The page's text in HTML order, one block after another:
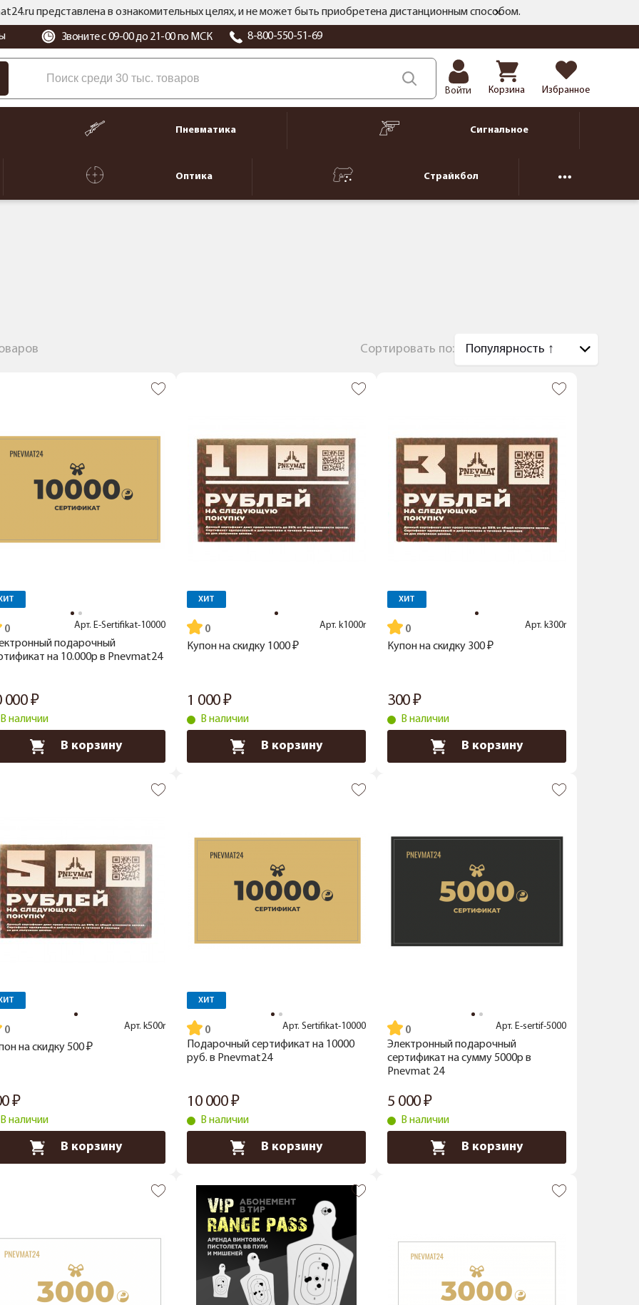
представлена в ознакомительных целях, и не может быть приобретена дистанционным способом.
Звоните с 09-00 до 21-00 по МСК 8-800-550-51-69
Войти Корзина Избранное
Пневматика Сигнальное
Оптика Страйкбол
Сортировать по:
Арт. E-Sertifikat-10000
подарочный
на 10.000р в Pnevmat24
000
В наличии
В корзину
ХИТ
Арт. k1000r
Купон на скидку 1000 ₽
1 000
В наличии
В корзину
ХИТ
Арт. k300r
Купон на скидку 300 ₽
300
В наличии
В корзину
Арт. k500r
на скидку 500 ₽
В наличии
В корзину
ХИТ
Арт. Sertifikat-10000
Подарочный сертификат на 10000
руб. в Pnevmat24
10 000
В наличии
В корзину
Арт. E-sertif-5000
Электронный подарочный
сертификат на сумму 5000р в
Pnevmat 24
5 000
В наличии
В корзину